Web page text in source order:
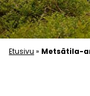
Etusivu » Metsätila-